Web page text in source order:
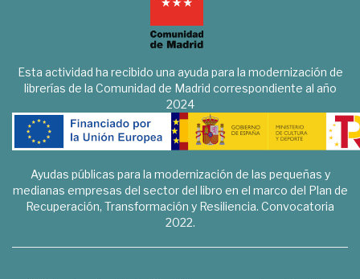
Esta actividad ha recibido una ayuda para la modernización de
librerías de la Comunidad de Madrid correspondiente al año
2024
Ayudas públicas para la modernización de las pequeñas y
medianas empresas del sector del libro en el marco del Plan de
Recuperación, Transformación y Resiliencia. Convocatoria
2022.